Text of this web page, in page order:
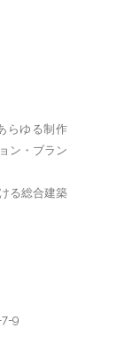
らゆる制作
ン・ブラン
る総合建築
9